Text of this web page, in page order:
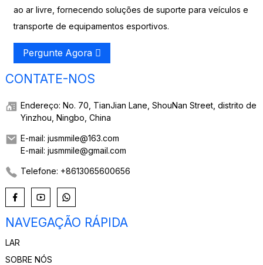
ao ar livre, fornecendo soluções de suporte para veículos e
transporte de equipamentos esportivos.
Pergunte Agora
CONTATE-NOS
Endereço: No. 70, TianJian Lane, ShouNan Street, distrito de
Yinzhou, Ningbo, China
E-mail: jusmmile@163.com
E-mail: jusmmile@gmail.com
Telefone: +8613065600656
NAVEGAÇÃO RÁPIDA
LAR
SOBRE NÓS